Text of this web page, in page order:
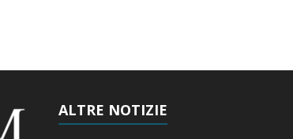
ALTRE NOTIZIE